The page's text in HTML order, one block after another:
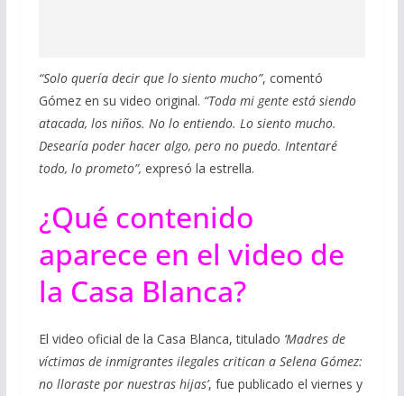
“Solo quería decir que lo siento mucho”, comentó
Gómez en su video original. “Toda mi gente está siendo
atacada, los niños. No lo entiendo. Lo siento mucho.
Desearía poder hacer algo, pero no puedo. Intentaré
todo, lo prometo”, expresó la estrella.
¿Qué contenido
aparece en el video de
la Casa Blanca?
El video oficial de la Casa Blanca, titulado ‘Madres de
víctimas de inmigrantes ilegales critican a Selena Gómez:
no lloraste por nuestras hijas’, fue publicado el viernes y